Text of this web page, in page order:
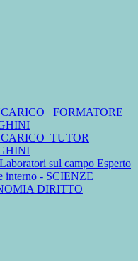
FORMATORE
sul campo Esperto
interno - SCIENZE
DIRITTO